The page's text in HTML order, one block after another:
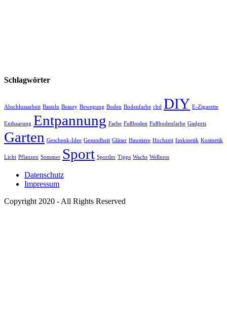
Schlagwörter
Abschlussarbeit Basteln Beauty Bewegung Boden Bodenfarbe cbd DIY E-Zigarette
Enthaarung Entpannung Farbe Fußboden Fußbodenfarbe Gadgets
Garten Geschenk-Idee Gesundheit Gläser Haustiere Hochzeit Isokinetik Kosmetik
Licht Pflanzen Sommer Sport Sportler Tipps Wachs Wellness
Datenschutz
Impressum
Copyright 2020 - All Rights Reserved